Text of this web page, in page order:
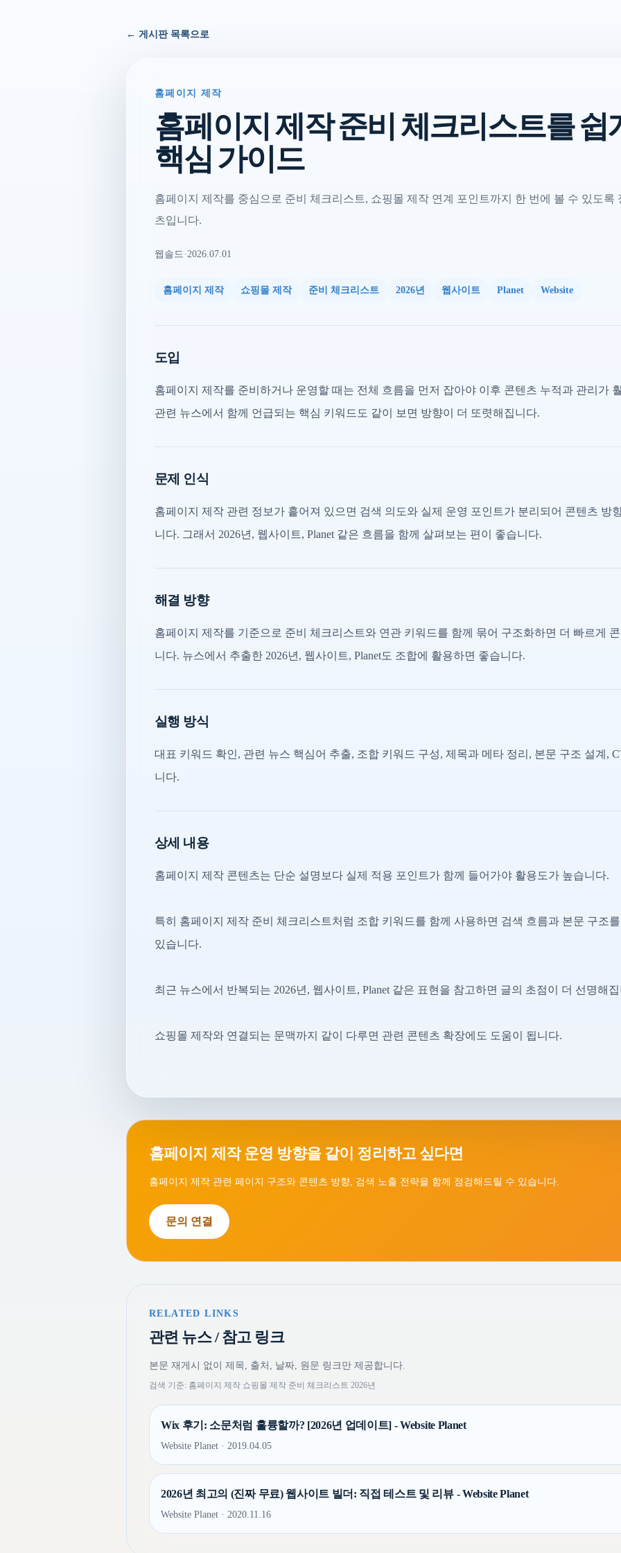
← 게시판 목록으로
홈페이지 제작
홈페이지 제작 준비 체크리스트를 쉽
핵심 가이드
홈페이지 제작를 중심으로 준비 체크리스트, 쇼핑몰 제작 연계 포인트까지 한 번에 볼 수 있도록
츠입니다.
웹솔드·2026.07.01
홈페이지 제작 쇼핑몰 제작 준비 체크리스트 2026년 웹사이트 Planet Website
도입
홈페이지 제작를 준비하거나 운영할 때는 전체 흐름을 먼저 잡아야 이후 콘텐츠 누적과 관리가
관련 뉴스에서 함께 언급되는 핵심 키워드도 같이 보면 방향이 더 또렷해집니다.
문제 인식
홈페이지 제작 관련 정보가 흩어져 있으면 검색 의도와 실제 운영 포인트가 분리되어 콘텐츠 방
니다. 그래서 2026년, 웹사이트, Planet 같은 흐름을 함께 살펴보는 편이 좋습니다.
해결 방향
홈페이지 제작를 기준으로 준비 체크리스트와 연관 키워드를 함께 묶어 구조화하면 더 빠르게
니다. 뉴스에서 추출한 2026년, 웹사이트, Planet도 조합에 활용하면 좋습니다.
실행 방식
대표 키워드 확인, 관련 뉴스 핵심어 추출, 조합 키워드 구성, 제목과 메타 정리, 본문 구조 설계,
니다.
상세 내용
홈페이지 제작 콘텐츠는 단순 설명보다 실제 적용 포인트가 함께 들어가야 활용도가 높습니다.
특히 홈페이지 제작 준비 체크리스트처럼 조합 키워드를 함께 사용하면 검색 흐름과 본문 구조
있습니다.
최근 뉴스에서 반복되는 2026년, 웹사이트, Planet 같은 표현을 참고하면 글의 초점이 더 선명해
쇼핑몰 제작와 연결되는 문맥까지 같이 다루면 관련 콘텐츠 확장에도 도움이 됩니다.
홈페이지 제작 운영 방향을 같이 정리하고 싶다면
홈페이지 제작 관련 페이지 구조와 콘텐츠 방향, 검색 노출 전략을 함께 점검해드릴 수 있습니다.
문의 연결
RELATED LINKS
관련 뉴스 / 참고 링크
본문 재게시 없이 제목, 출처, 날짜, 원문 링크만 제공합니다.
검색 기준: 홈페이지 제작 쇼핑몰 제작 준비 체크리스트 2026년
Wix 후기: 소문처럼 훌륭할까? [2026년 업데이트] - Website Planet
Website Planet · 2019.04.05
2026년 최고의 (진짜 무료) 웹사이트 빌더: 직접 테스트 및 리뷰 - Website Planet
Website Planet · 2020.11.16